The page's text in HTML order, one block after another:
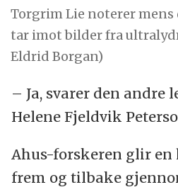
Torgrim Lie noterer mens
tar imot bilder fra
Eldrid Borgan)
– Ja, svarer den andre
Helene Fjeldvik
Ahus-forskeren glir
frem og tilbake